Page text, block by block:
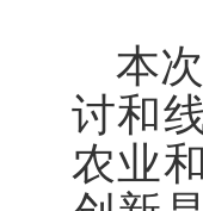
本
讨和
农业